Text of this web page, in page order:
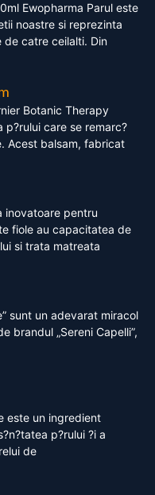
Ewopharma Parul este
noastre si reprezinta
de catre ceilalti. Din
Botanic Therapy
p?rului care se remarc?
Acest balsam, fabricat
inovatoare pentru
fiole au capacitatea de
si trata matreata
sunt un adevarat miracol
brandul „Sereni Capelli”,
este un ingredient
p?rului ?i a
de